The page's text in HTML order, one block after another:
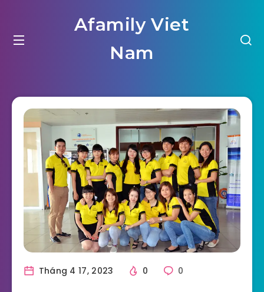
Afamily Viet
Nam
Tháng 4 17, 2023 0 0